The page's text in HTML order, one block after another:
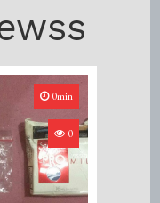
0min
0